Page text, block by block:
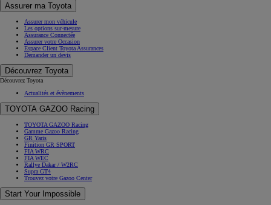
Assurer ma Toyota
Assurer mon véhicule
Les options sur-mesure
Assurance Connectée
Assurer votre Occasion
Espace Client Toyota Assurances
Demander un devis
Découvrez Toyota
Découvrez Toyota
Actualités et évènements
TOYOTA GAZOO Racing
TOYOTA GAZOO Racing
Gamme Gazoo Racing
GR Yaris
Finition GR SPORT
FIA WRC
FIA WEC
Rallye Dakar / W2RC
Supra GT4
Trouvez votre Gazoo Center
Start Your Impossible